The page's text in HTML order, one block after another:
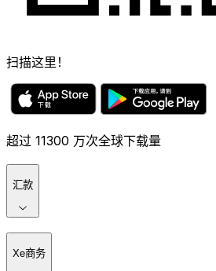
扫描这里！
超过 11300 万次全球下载量
汇款
Xe商务